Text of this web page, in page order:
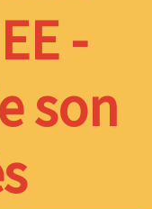
-
son